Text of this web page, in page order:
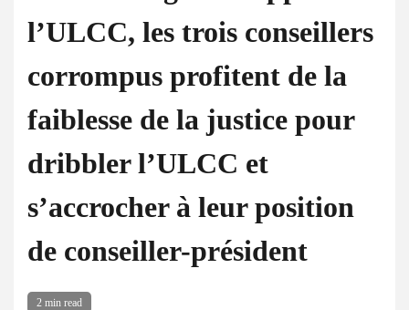
l’ULCC, les trois conseillers
corrompus profitent de la
faiblesse de la justice pour
dribbler l’ULCC et
s’accrocher à leur position
de conseiller-président
2 min read